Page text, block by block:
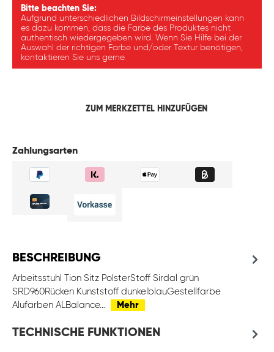
Bitte beachten Sie:
Aufgrund unterschiedlichen Bildschirmeinstellungen kann
es dazu kommen, dass die Farbe des Produktes nicht
authentisch wiedergegeben wird. Wenn Sie Hilfe bei der
Auswahl der richtigen Farbe und/oder Textur benötigen,
kontaktieren Sie uns gerne.
ZUM MERKZETTEL HINZUFÜGEN
Zahlungsarten
BESCHREIBUNG
Arbeitsstuhl Tion Sitz PolsterStoff Sirdal grün
SRD960Rücken Kunststoff dunkelblauGestellfarbe
Alufarben ALBalance…
Mehr
TECHNISCHE FUNKTIONEN